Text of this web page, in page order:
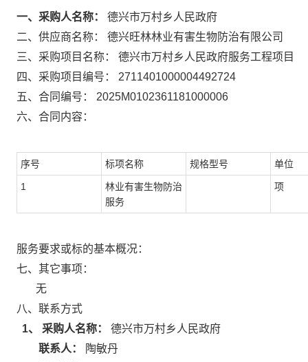
一、采购人名称：
德兴市万村乡人民政府
二、供应商名称：
德兴旺林林业有害生物防治有限公司
三、采购项目名称：
德兴市万村乡人民政府服务工程项目
四、采购项目编号：
2711401000004492724
五、合同编号：
2025M0102361181000006
六、合同内容：
序号 标项名称 规格型号 单位
1
林业有害生物防治
服务
项
服务要求或标的基本概况：
七、其它事项：
无
八、联系方式
1、 采购人名称：
德兴市万村乡人民政府
联系人：
陶敏丹